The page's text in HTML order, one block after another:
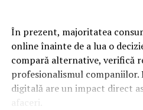
În prezent, majoritatea
online înainte de a lua o
compară alternative, verifică
profesionalismul companiilor.
digitală are un impact direct